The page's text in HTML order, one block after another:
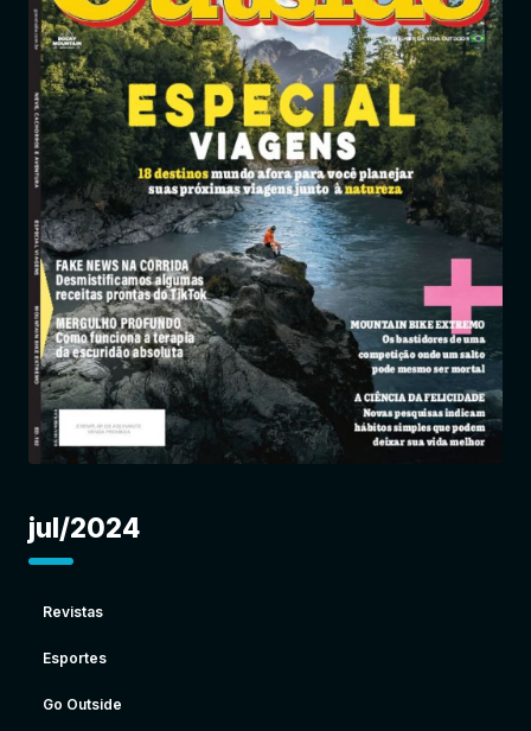
Jornais
Notícias
Entrar
jul/2024
Revistas
Esportes
Go Outside